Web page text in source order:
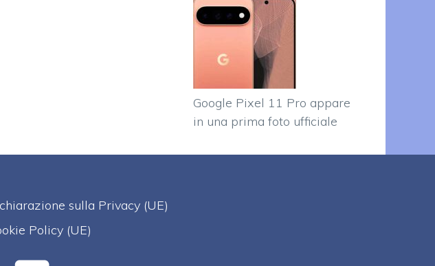
Google Pixel 11 Pro appare
in una prima foto ufficiale
sulla Privacy (UE)
Policy (UE)